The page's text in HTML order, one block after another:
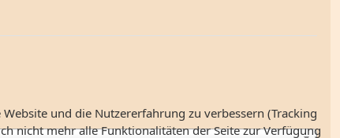
und die Nutzererfahrung zu verbessern (Tracking
nicht mehr alle Funktionalitäten der Seite zur Verfügung